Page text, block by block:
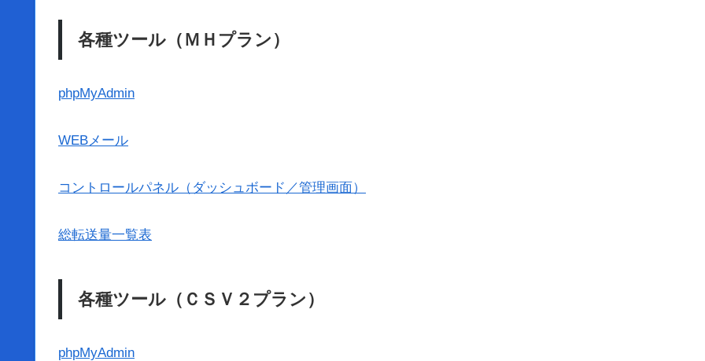
各種ツール（ＭＨプラン）
phpMyAdmin
WEBメール
コントロールパネル（ダッシュボード／管理画面）
総転送量一覧表
各種ツール（ＣＳＶ２プラン）
phpMyAdmin